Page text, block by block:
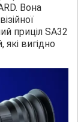
Вона
приціл SA32
вигідно